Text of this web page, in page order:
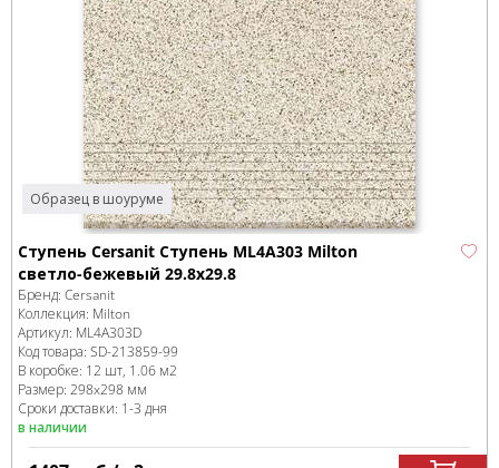
Образец в шоуруме
Ступень Cersanit Ступень ML4A303 Milton
светло-бежевый 29.8x29.8
Бренд: Cersanit
Коллекция: Milton
Артикул: ML4A303D
Код товара: SD-213859-99
В коробке: 12 шт, 1.06 м2
Размер: 298x298 мм
Сроки доставки: 1-3 дня
в наличии